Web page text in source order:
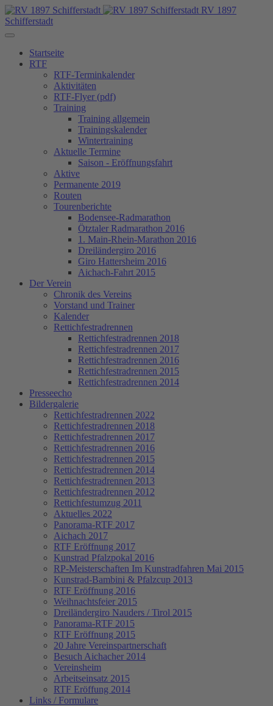
RV 1897
Schifferstadt
Startseite
RTF
RTF-Terminkalender
Aktivitäten
RTF-Flyer (pdf)
Training
Training allgemein
Trainingskalender
Wintertraining
Aktuelle Termine
Saison - Eröffnungsfahrt
Aktive
Permanente 2019
Routen
Tourenberichte
Bodensee-Radmarathon
Ötztaler Radmarathon 2016
1. Main-Rhein-Marathon 2016
Dreiländergiro 2016
Giro Hattersheim 2016
Aichach-Fahrt 2015
Der Verein
Chronik des Vereins
Vorstand und Trainer
Kalender
Rettichfestradrennen
Rettichfestradrennen 2018
Rettichfestradrennen 2017
Rettichfestradrennen 2016
Rettichfestradrennen 2015
Rettichfestradrennen 2014
Presseecho
Bildergalerie
Rettichfestradrennen 2022
Rettichfestradrennen 2018
Rettichfestradrennen 2017
Rettichfestradrennen 2016
Rettichfestradrennen 2015
Rettichfestradrennen 2014
Rettichfestradrennen 2013
Rettichfestradrennen 2012
Rettichfestumzug 2011
Aktuelles 2022
Panorama-RTF 2017
Aichach 2017
RTF Eröffnung 2017
Kunstrad Pfalzpokal 2016
RP-Meisterschaften Im Kunstradfahren Mai 2015
Kunstrad-Bambini & Pfalzcup 2013
RTF Eröffnung 2016
Weihnachtsfeier 2015
Dreiländergiro Nauders / Tirol 2015
Panorama-RTF 2015
RTF Eröffnung 2015
20 Jahre Vereinspartnerschaft
Besuch Aichacher 2014
Vereinsheim
Arbeitseinsatz 2015
RTF Eröffung 2014
Links / Formulare